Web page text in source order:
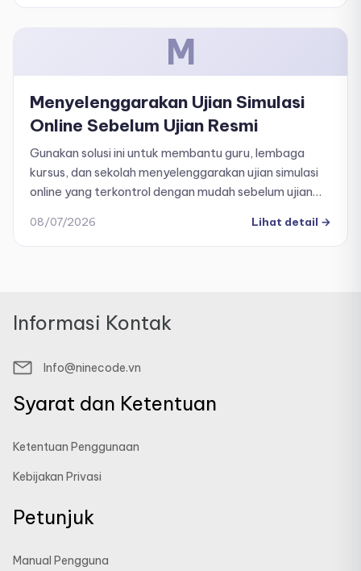
M
Menyelenggarakan Ujian Simulasi
Online Sebelum Ujian Resmi
Gunakan solusi ini untuk membantu guru, lembaga
kursus, dan sekolah menyelenggarakan ujian simulasi
online yang terkontrol dengan mudah sebelum ujian
analisis performa yang mendalam.
08/07/2026 Lihat detail →
Informasi Kontak
Info@ninecode.vn
Syarat dan Ketentuan
Ketentuan Penggunaan
Kebijakan Privasi
Petunjuk
Manual Pengguna